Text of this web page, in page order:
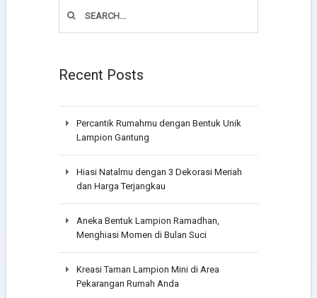
Recent Posts
Percantik Rumahmu dengan Bentuk Unik
Lampion Gantung
Hiasi Natalmu dengan 3 Dekorasi Meriah
dan Harga Terjangkau
Aneka Bentuk Lampion Ramadhan,
Menghiasi Momen di Bulan Suci
Kreasi Taman Lampion Mini di Area
Pekarangan Rumah Anda